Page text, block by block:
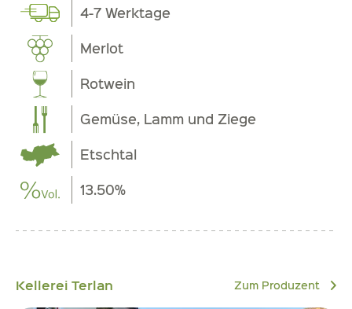
4-7 Werktage
Merlot
Rotwein
Gemüse, Lamm und Ziege
Etschtal
13.50%
Kellerei Terlan Zum Produzent